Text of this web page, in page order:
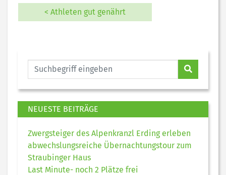
< Athleten gut genährt
NEUESTE BEITRÄGE
Zwergsteiger des Alpenkranzl Erding erleben
abwechslungsreiche Übernachtungstour zum
Straubinger Haus
Last Minute- noch 2 Plätze frei